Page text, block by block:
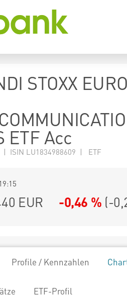
STOXX
ETF Acc
| ISIN LU1834988609 | ETF
EUR -0,46 % (-
Profile / Kennzahlen
ETF-Profil